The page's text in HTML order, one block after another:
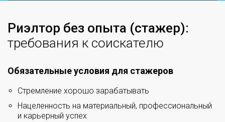
Риэлтор без опыта (стажер):
требования к соискателю
Обязательные условия для стажеров
Стремление хорошо зарабатывать
Нацеленность на материальный, профессиональный
и карьерный успех